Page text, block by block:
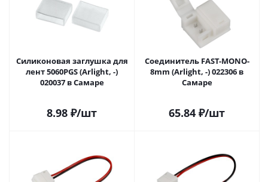
Силиконовая заглушка для
лент 5060PGS (Arlight, -)
020037 в Самаре
8.98 ₽/шт
Соединитель FAST-MONO-
8mm (Arlight, -) 022306 в
Самаре
65.84 ₽/шт